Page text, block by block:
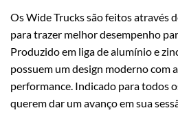
Os Wide Trucks são feitos através
para trazer melhor desempenho
Produzido em liga de alumínio e
possuem um design moderno com
performance. Indicado para todos
querem dar um avanço em sua